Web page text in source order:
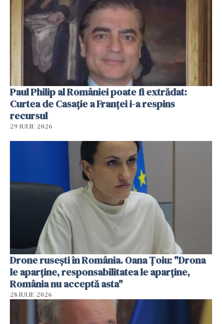
Paul Philip al României poate fi extrădat:
Curtea de Casaţie a Franţei i-a respins
recursul
29 IULIE 2026
Drone rusești în România. Oana Ţoiu: "Drona
le aparţine, responsabilitatea le aparţine,
România nu acceptă asta"
28 IULIE 2026